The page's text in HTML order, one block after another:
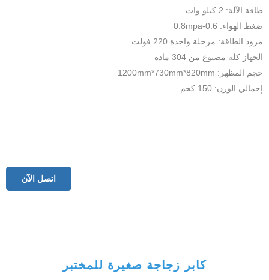
طاقة الآلة: 2 كيلو وات
ضغط الهواء: 0.6-0.8mpa
مزود الطاقة: مرحلة واحدة 220 فولت
الجهاز كله مصنوع من 304 مادة
حجم المظهر: 1200mm*730mm*820mm
إجمالي الوزن: 150 كجم
اتصل الآن
كابر زجاجة صغيرة للمختبر